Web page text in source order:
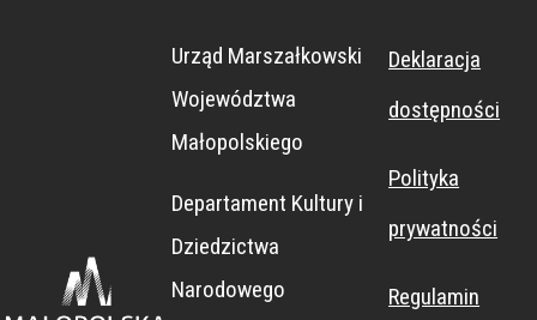
Urząd Marszałkowski
Województwa
Małopolskiego
Departament Kultury i
Dziedzictwa
Narodowego
Deklaracja
dostępności
Polityka
prywatności
Regulamin